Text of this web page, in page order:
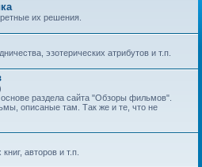
их решения.
эзотерических атрибутов и т.п.
раздела сайта "Обзоры фильмов".
описаные там. Так же и те, что не
авторов и т.п.